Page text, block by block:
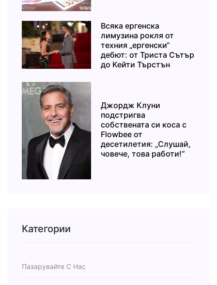
Всяка ергенска
лимузина рокля от
техния „ергенски“
дебют: от Триста Сътър
до Кейти Търстън
Джордж Клуни
подстригва
собствената си коса с
Flowbee от
десетилетия: „Слушай,
човече, това работи!“
Категории
Пазарувайте С Нас